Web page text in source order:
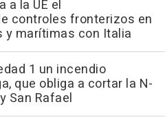
a la UE el
controles fronterizos en
y marítimas con Italia
1 un incendio
que obliga a cortar la N-
San Rafael